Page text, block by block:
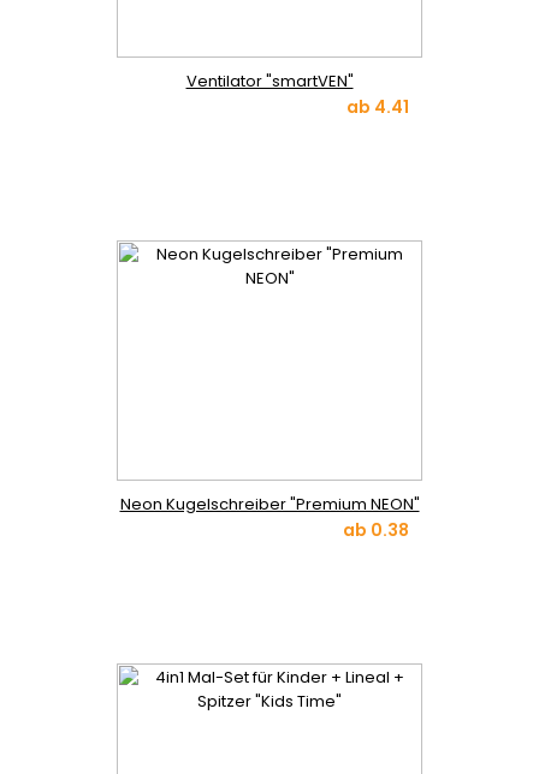
Ventilator "smartVEN"
ab 4.41
Neon Kugelschreiber "Premium NEON"
ab 0.38